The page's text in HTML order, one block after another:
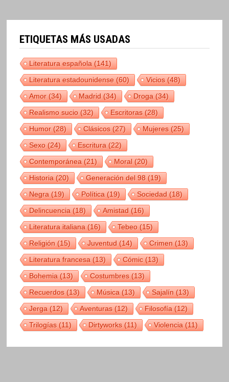
ETIQUETAS MÁS USADAS
Literatura española(141)
Literatura estadounidense(60) Vicios(48)
Amor(34) Madrid(34) Droga(34)
Realismo sucio(32) Escritoras(28)
Humor(28) Clásicos(27) Mujeres(25)
Sexo(24) Escritura(22)
Contemporánea(21) Moral(20)
Historia(20) Generación del 98(19)
Negra(19) Política(19) Sociedad(18)
Delincuencia(18) Amistad(16)
Literatura italiana(16) Tebeo(15)
Religión(15) Juventud(14) Crimen(13)
Literatura francesa(13) Cómic(13)
Bohemia(13) Costumbres(13)
Recuerdos(13) Música(13) Sajalín(13)
Jerga(12) Aventuras(12) Filosofía(12)
Trilogías(11) Dirtyworks(11) Violencia(11)